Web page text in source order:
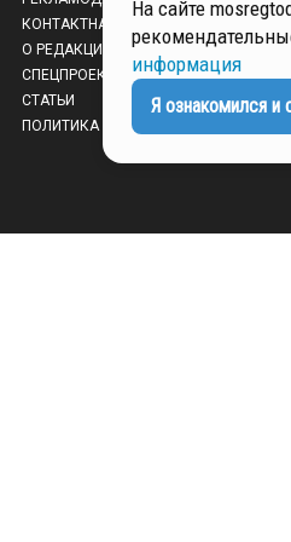
КОНТАКТНАЯ ИНФОРМАЦИЯ
О РЕДАКЦИИ
СПЕЦПРОЕКТЫ
СТАТЬИ
ПОЛИТИКА КОНФИДЕНЦИАЛЬНОСТИ
На сайте
информация
Я ознакомился и